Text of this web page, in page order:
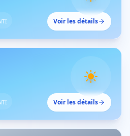
Voir les détails
Voir les détails